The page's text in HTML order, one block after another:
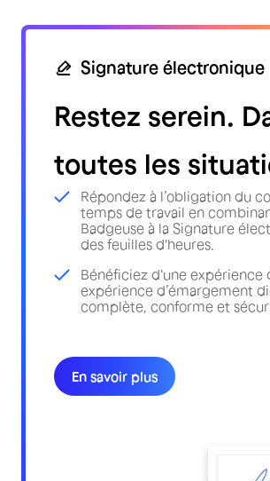
Signature électronique
Restez serein.
toutes les
Répondez à l’obligation du
temps de travail en
Badgeuse à la Signature
des feuilles d'heures.
Bénéficiez d'une expérience
expérience d’émargement
complète, conforme et
En savoir plus